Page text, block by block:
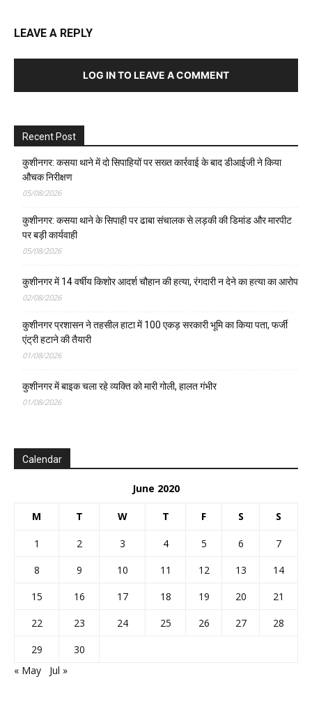
LEAVE A REPLY
LOG IN TO LEAVE A COMMENT
Recent Post
कुशीनगर: कसया थाने में दो सिपाहियों पर सख्त कार्रवाई के बाद डीआईजी ने किया
औचक निरीक्षण
05/08/2026
कुशीनगर: कसया थाने के सिपाही पर ढाबा संचालक से लड़की की डिमांड और मारपीट
पर बड़ी कार्यवाही
05/08/2026
कुशीनगर में 14 वर्षीय किशोर आदर्श चौहान की हत्या, रंगदारी न देने का हत्या का आरोप
02/08/2026
कुशीनगर प्रशासन ने तहसील हाटा में 100 एकड़ सरकारी भूमि का किया पता, फर्जी
एंट्री हटाने की तैयारी
01/08/2026
कुशीनगर में बाइक चला रहे व्यक्ति को मारी गोली, हालत गंभीर
01/08/2026
Calendar
June 2020
M T W T F S S
1 2 3 4 5 6
7
8
9 10 11 12 13
14
15
16 17 18 19 20
21
22
23 24 25 26 27
28
29
30
« May
Jul »